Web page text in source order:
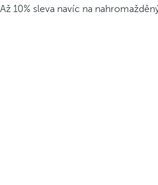
Až 10% sleva navíc na